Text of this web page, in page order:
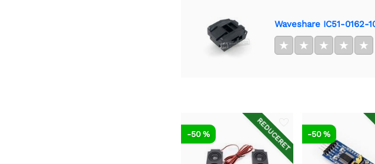
Waveshare IC51-
★ ★ ★ ★ ★
REDUCERET
-50 % -50 %